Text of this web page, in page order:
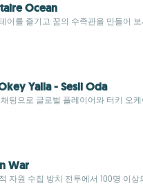
Ocean
어를 즐기고 꿈의 수족관을 만들어 보
Yalla - Sesli Oda
팅으로 글로벌 플레이어와 터키 오
War
자원 수집 방치 전투에서 100명 이상